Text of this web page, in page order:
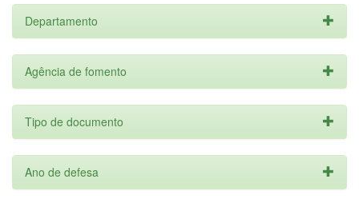
Departamento
Agência de fomento
Tipo de documento
Ano de defesa